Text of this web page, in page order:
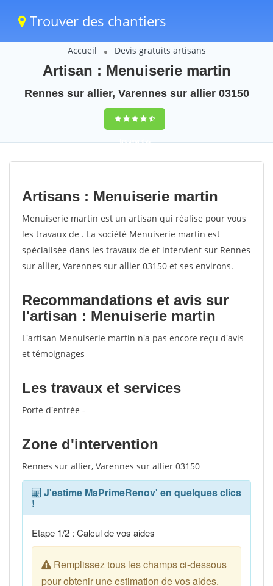
Trouver des chantiers
Accueil Devis gratuits artisans
Artisan : Menuiserie martin
Rennes sur allier, Varennes sur allier 03150
trouver des
chantiers
4,8 (100%) 255
Artisans : Menuiserie martin
Menuiserie martin est un artisan qui réalise pour vous
les travaux de . La société Menuiserie martin est
spécialisée dans les travaux de et intervient sur Rennes
sur allier, Varennes sur allier 03150 et ses environs.
Recommandations et avis sur
l'artisan : Menuiserie martin
L'artisan Menuiserie martin n'a pas encore reçu d'avis
et témoignages
Les travaux et services
Porte d'entrée -
Zone d'intervention
Rennes sur allier, Varennes sur allier 03150